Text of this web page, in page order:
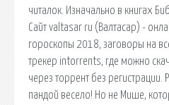
читалок. Изначально в книгах
Сайт valtasar ru (Валтасар) -
гороскопы 2018, заговоры на
трекер intorrents, где можно
через торрент без
пандой весело! Но не Мише,